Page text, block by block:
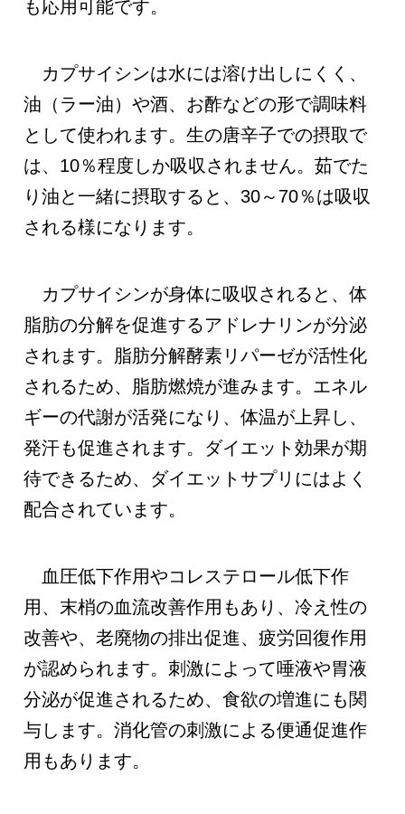
も応用可能です。
カプサイシンは水には溶け出しにくく、
油（ラー油）や酒、お酢などの形で調味料
として使われます。生の唐辛子での摂取で
は、10％程度しか吸収されません。茹でた
り油と一緒に摂取すると、30～70％は吸収
される様になります。
カプサイシンが身体に吸収されると、体
脂肪の分解を促進するアドレナリンが分泌
されます。脂肪分解酵素リパーゼが活性化
されるため、脂肪燃焼が進みます。エネル
ギーの代謝が活発になり、体温が上昇し、
発汗も促進されます。ダイエット効果が期
待できるため、ダイエットサプリにはよく
配合されています。
血圧低下作用やコレステロール低下作
用、末梢の血流改善作用もあり、冷え性の
改善や、老廃物の排出促進、疲労回復作用
が認められます。刺激によって唾液や胃液
分泌が促進されるため、食欲の増進にも関
与します。消化管の刺激による便通促進作
用もあります。